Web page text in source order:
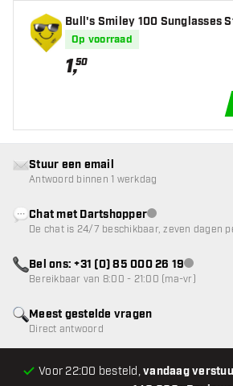
Bull's Smiley 100 Sunglasses
art Flights
Op voorraad
1,50
Voor 22:00 besteld,vandaag
Meest gestelde vragen
Direct antwoord
Stuur een email
Antwoord binnen 1 werkdag
Chat met Dartshopperklantenservice
De chat is 24/7 beschikbaar, zeven dagen
Bel ons: +31 (0) 85 000 26 19
Bereikbaar van 8:00 - 21:00 (ma-vr)